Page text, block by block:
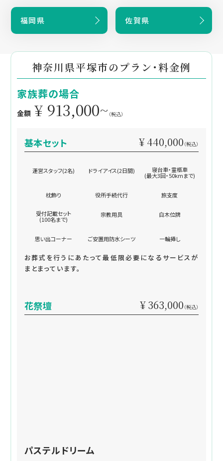
福岡県 佐賀県
神奈川県平塚市のプラン・料金例
家族葬の場合
金額 ¥ 913,000~ （税込）
基本セット ¥ 440,000 （税込）
運営スタッフ(2名) ドライアイス(2日間) 寝台車・霊柩車
(最大3回・50kmまで)
枕飾り 役所手続代行 旅支度
受付記載セット
(100名まで)
宗教用具 白木位牌
思い出コーナー ご安置用防水シーツ 一輪挿し
お葬式を行うにあたって最低限必要になるサービスが
まとまっています。
花祭壇 ¥ 363,000 （税込）
パステルドリーム